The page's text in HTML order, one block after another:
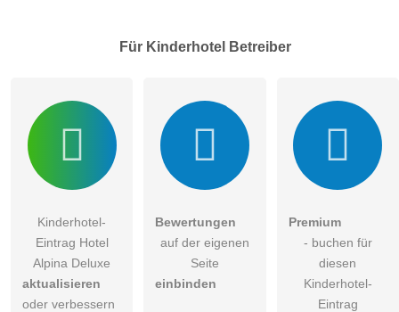
Klicken Sie hier um eineindividuelle Frage
Für Kinderhotel Betreiber
Kinderhotel-
Eintrag Hotel
Alpina Deluxe
aktualisieren
oder verbessern
Bewertungen
auf der eigenen
Seite
einbinden
Premium
- buchen für
diesen
Kinderhotel-
Eintrag